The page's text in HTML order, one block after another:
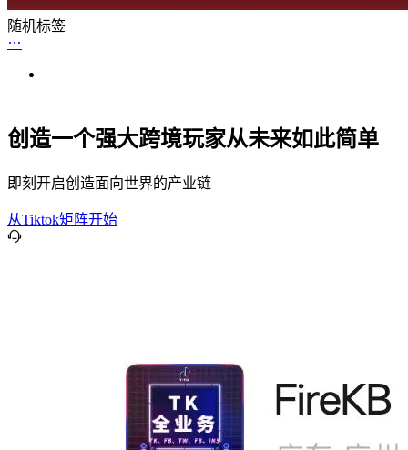
随机标签
创造一个强大跨境玩家从未来如此简单
即刻开启创造面向世界的产业链
从Tiktok矩阵开始